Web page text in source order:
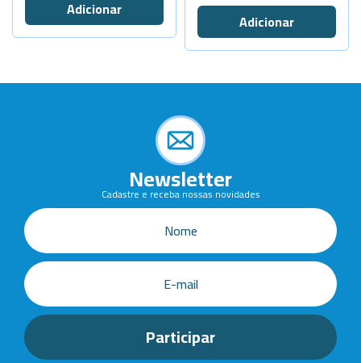
Newsletter
Cadastre e receba nossas novidades